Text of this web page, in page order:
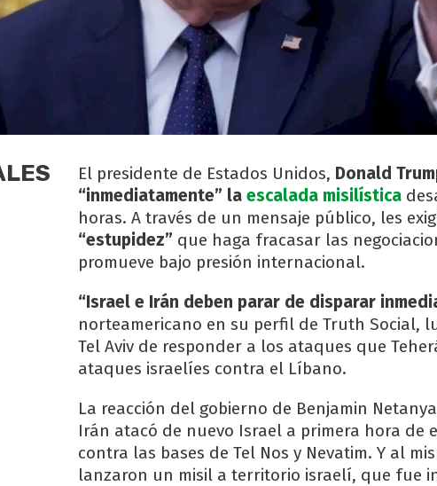
El presidente de Estados Unidos, Donald
“inmediatamente” la escalada misilística
horas. A través de un mensaje público, les
“estupidez” que haga fracasar las
promueve bajo presión internacional.
“Israel e Irán deben parar de disparar
norteamericano en su perfil de Truth Social,
Tel Aviv de responder a los ataques que
ataques israelíes contra el Líbano.
La reacción del gobierno de Benjamin
Irán atacó de nuevo Israel a primera hora de
contra las bases de Tel Nos y Nevatim. Y al
lanzaron un misil a territorio israelí, que fue